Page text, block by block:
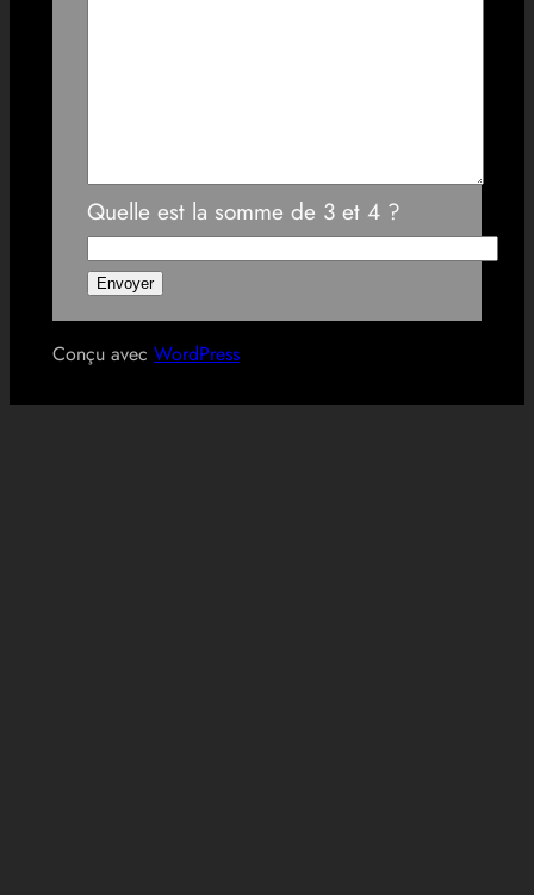
Quelle est la somme de 3 et 4 ?
Conçu avec WordPress